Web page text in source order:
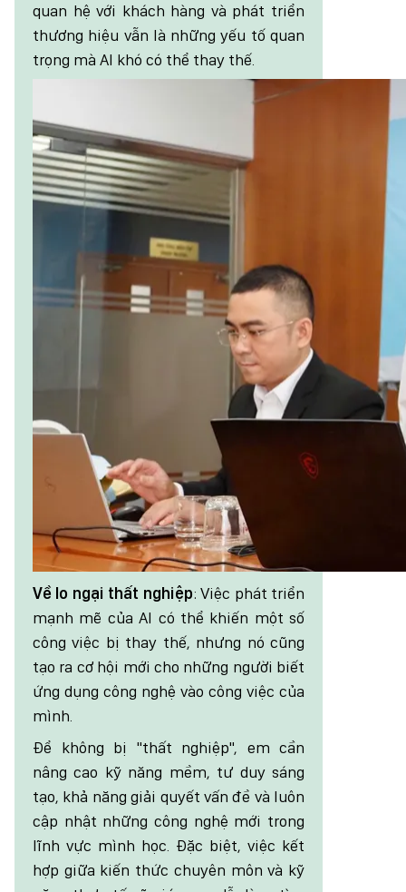
quan hệ với khách hàng và phát triển
thương hiệu vẫn là những yếu tố quan
trọng mà AI khó có thể thay thế.
Về lo ngại thất nghiệp: Việc phát triển
mạnh mẽ của AI có thể khiến một số
công việc bị thay thế, nhưng nó cũng
tạo ra cơ hội mới cho những người biết
ứng dụng công nghệ vào công việc của
mình.
Để không bị "thất nghiệp", em cần
nâng cao kỹ năng mềm, tư duy sáng
tạo, khả năng giải quyết vấn đề và luôn
cập nhật những công nghệ mới trong
lĩnh vực mình học. Đặc biệt, việc kết
hợp giữa kiến thức chuyên môn và kỹ